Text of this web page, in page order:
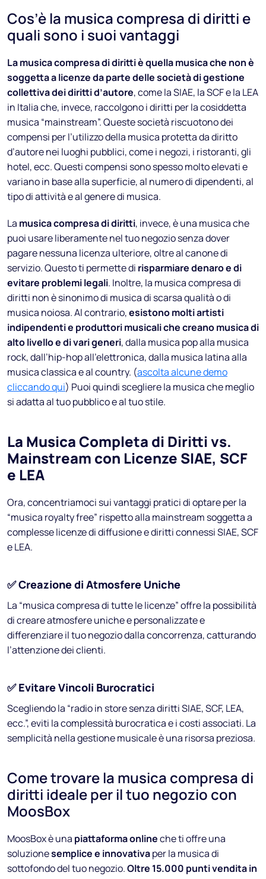
Cos’è la musica compresa di diritti e
quali sono i suoi vantaggi
La musica compresa di diritti è quella musica che non è
soggetta a licenze da parte delle società di gestione
collettiva dei diritti d’autore, come la SIAE, la SCF e la LEA
in Italia che, invece, raccolgono i diritti per la cosiddetta
musica “mainstream”. Queste società riscuotono dei
compensi per l’utilizzo della musica protetta da diritto
d’autore nei luoghi pubblici, come i negozi, i ristoranti, gli
hotel, ecc. Questi compensi sono spesso molto elevati e
variano in base alla superficie, al numero di dipendenti, al
tipo di attività e al genere di musica.
La musica compresa di diritti, invece, è una musica che
puoi usare liberamente nel tuo negozio senza dover
pagare nessuna licenza ulteriore, oltre al canone di
servizio. Questo ti permette di risparmiare denaro e di
evitare problemi legali. Inoltre, la musica compresa di
diritti non è sinonimo di musica di scarsa qualità o di
musica noiosa. Al contrario,esistono molti artisti
indipendenti e produttori musicali che creano musica di
alto livello e di vari generi, dalla musica pop alla musica
rock, dall’hip-hop all’elettronica, dalla musica latina alla
musica classica e al country. (ascolta alcune demo
cliccando qui) Puoi quindi scegliere la musica che meglio
si adatta al tuo pubblico e al tuo stile.
La Musica Completa di Diritti vs.
Mainstream con Licenze SIAE, SCF
e LEA
Ora, concentriamoci sui vantaggi pratici di optare per la
“musica royalty free” rispetto alla mainstream soggetta a
complesse licenze di diffusione e diritti connessi SIAE, SCF
e LEA.
✅Creazione di Atmosfere Uniche
La “musica compresa di tutte le licenze” offre la possibilità
di creare atmosfere uniche e personalizzate e
differenziare il tuo negozio dalla concorrenza, catturando
l’attenzione dei clienti.
✅Evitare Vincoli Burocratici
Scegliendo la “radio in store senza diritti SIAE, SCF, LEA,
ecc.”, eviti la complessità burocratica e i costi associati. La
semplicità nella gestione musicale è una risorsa preziosa.
Come trovare la musica compresa di
diritti ideale per il tuo negozio con
MoosBox
MoosBox è una piattaforma onlineche ti offre una
soluzionesemplice e innovativaper la musica di
sottofondo del tuo negozio.Oltre 15.000 punti vendita in